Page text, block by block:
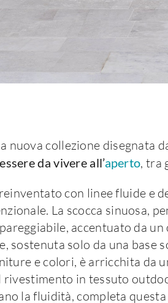
nuova collezione disegnata
da vivere all’aperto, tra
con linee fluide e
La scocca sinuosa,
accentuato da
sostenuta solo da una base
e colori, è arricchita da
rivestimento in tessuto
la fluidità, completa